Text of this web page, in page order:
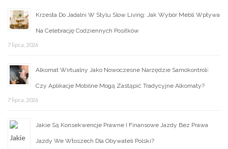
Krzesła Do Jadalni W Stylu Slow Living: Jak Wybór Mebli Wpływa
Na Celebrację Codziennych Posiłków
7 lipca, 2026
Alkomat Wirtualny Jako Nowoczesne Narzędzie Samokontroli:
Czy Aplikacje Mobilne Mogą Zastąpić Tradycyjne Alkomaty?
7 lipca, 2026
Jakie Są Konsekwencje Prawne I Finansowe Jazdy Bez Prawa
Jazdy We Włoszech Dla Obywateli Polski?